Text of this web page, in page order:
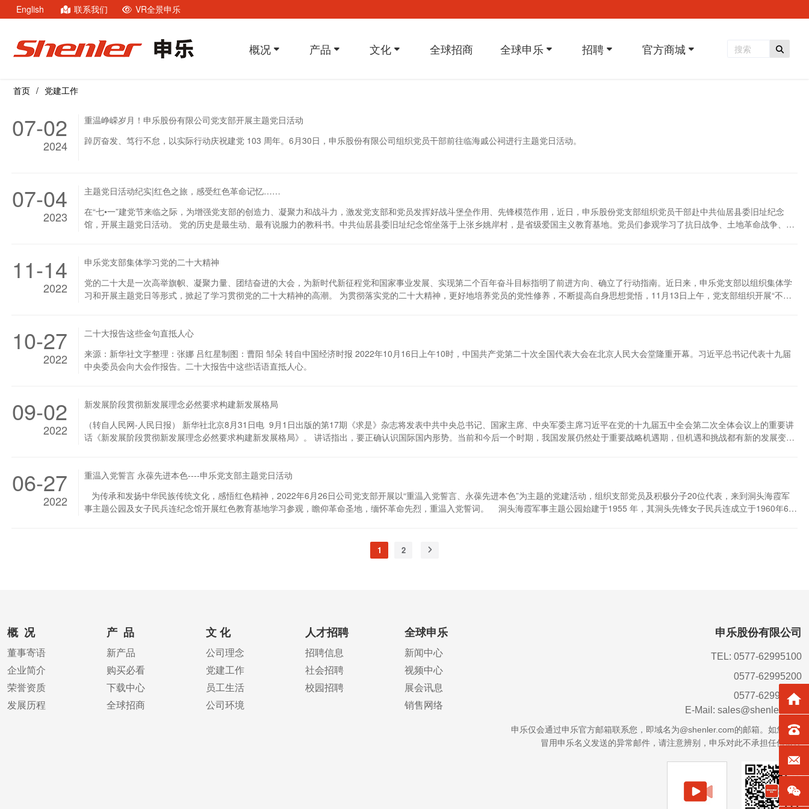
English 联系我们 VR全景申乐
概况 产品 文化 全球招商 全球申乐 招聘 官方商城
首页 党建工作
重温峥嵘岁月！申乐股份有限公司党支部开展主题党日活动
07-02
2024 踔厉奋发、笃行不怠，以实际行动庆祝建党 103 周年。6月30日，申乐股份有限公司组织党员干部前往临海戚公祠进行主题党日活动。
主题党日活动纪实|红色之旅，感受红色革命记忆……
07-04
2023
在“七•一”建党节来临之际，为增强党支部的创造力、凝聚力和战斗力，激发党支部和党员发挥好战斗堡垒作用、先锋模范作用，近日，申乐股份党支部组织党员干部赴中共仙居县委旧址纪念
馆，开展主题党日活动。 党的历史是最生动、最有说服力的教科书。中共仙居县委旧址纪念馆坐落于上张乡姚岸村，是省级爱国主义教育基地。党员们参观学习了抗日战争、土地革命战争、解
斗历史有了进一步的了解，对如何在新时代背景下，不怕艰苦，弘扬革命精神有了更深的体会。大家纷纷表示要立足岗位，不忘初心，牢记使命，追溯红色记忆，传承红色基因，找寻初心使
申乐党支部集体学习党的二十大精神
11-14
2022
党的二十大是一次高举旗帜、凝聚力量、团结奋进的大会，为新时代新征程党和国家事业发展、实现第二个百年奋斗目标指明了前进方向、确立了行动指南。近日来，申乐党支部以组织集体学
习和开展主题党日等形式，掀起了学习贯彻党的二十大精神的高潮。 为贯彻落实党的二十大精神，更好地培养党员的党性修养，不断提高自身思想觉悟，11月13日上午，党支部组织开展“不忘
代化国家、全面推进中华民族伟大复兴贡献力量， 会后，党支部还组织党员志愿活动清理打扫公司厂区绿化带。此次活动为员工们提供了整洁的工作环境，也增强了党员同志们服务群众的责任
二十大报告这些金句直抵人心
10-27
2022
来源：新华社文字整理：张娜 吕红星制图：曹阳 邹朵 转自中国经济时报 2022年10月16日上午10时，中国共产党第二十次全国代表大会在北京人民大会堂隆重开幕。习近平总书记代表十九届
中央委员会向大会作报告。二十大报告中这些话语直抵人心。
新发展阶段贯彻新发展理念必然要求构建新发展格局
09-02
2022
（转自人民网-人民日报） 新华社北京8月31日电 9月1日出版的第17期《求是》杂志将发表中共中央总书记、国家主席、中央军委主席习近平在党的十九届五中全会第二次全体会议上的重要讲
话《新发展阶段贯彻新发展理念必然要求构建新发展格局》。 讲话指出，要正确认识国际国内形势。当前和今后一个时期，我国发展仍然处于重要战略机遇期，但机遇和挑战都有新的发展变
化国家、向第二个百年奋斗目标进军的阶段。进入新发展阶段，是中华民族伟大复兴历史进程的大跨越。从第一个五年计划到第十四个五年规划，一以贯之的主题是把我国建设成为社会主义现
重温入党誓言 永葆先进本色----申乐党支部主题党日活动
06-27
2022
为传承和发扬中华民族传统文化，感悟红色精神，2022年6月26日公司党支部开展以“重温入党誓言、永葆先进本色”为主题的党建活动，组织支部党员及积极分子20位代表，来到洞头海霞军
事主题公园及女子民兵连纪念馆开展红色教育基地学习参观，瞻仰革命圣地，缅怀革命先烈，重温入党誓词。 洞头海霞军事主题公园始建于1955 年，其洞头先锋女子民兵连成立于1960年6
兵连纪念馆2017年3月，被中宣部命名为全国爱国主义教育示范基地。再现了洞头先锋女子民兵连不平凡的成长历程，展示了一代代女民兵传承红色基因，接力奋发作为，致力洞头...
1 2
概 况
董事寄语
企业简介
荣誉资质
发展历程
产 品
新产品
购买必看
下载中心
全球招商
文 化
公司理念
党建工作
员工生活
公司环境
人才招聘
招聘信息
社会招聘
校园招聘
全球申乐
新闻中心
视频中心
展会讯息
销售网络
申乐股份有限公司
TEL: 0577-62995100
0577-62995200
0577-62995300
E-Mail: sales@shenler.com
申乐仅会通过申乐官方邮箱联系您，即域名为@shenler.com的邮箱。 如您收到
冒用申乐名义发送的异常邮件，请注意辨别， 申乐对此不承担任何责任
返回
TEL
E-